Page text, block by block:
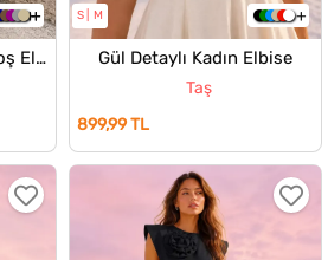
Kadın Bisiklet Yaka Kiloş Elbise
S M
Gül Detaylı Kadın Elbise
Taş
899,99 TL